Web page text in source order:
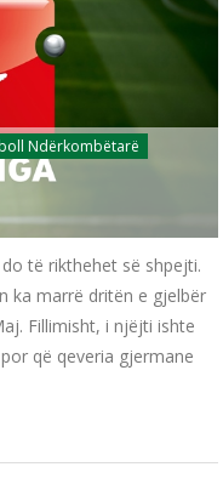
Ndërkombëtarë
do të rikthehet së shpejti.
ka marrë dritën e gjelbër
Fillimisht, i njëjti ishte
që qeveria gjermane